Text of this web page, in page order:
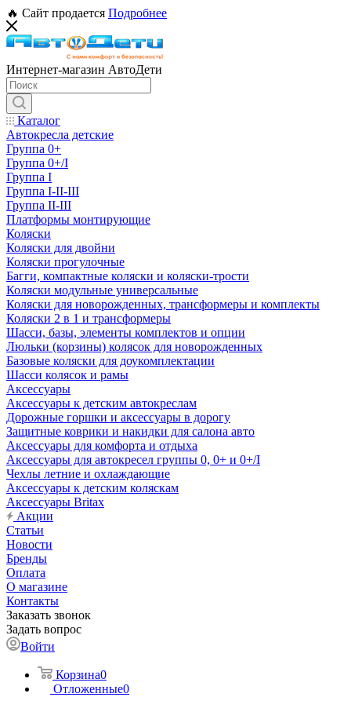
🔥 Сайт продается Подробнее
Интернет-магазин АвтоДети
Каталог
Автокресла детские
Группа 0+
Группа 0+/I
Группа I
Группа I-II-III
Группа II-III
Платформы монтирующие
Коляски
Коляски для двойни
Коляски прогулочные
Багги, компактные коляски и коляски-трости
Коляски модульные универсальные
Коляски для новорожденных, трансформеры и комплекты
Коляски 2 в 1 и трансформеры
Шасси, базы, элементы комплектов и опции
Люльки (корзины) колясок для новорожденных
Базовые коляски для доукомплектации
Шасси колясок и рамы
Аксессуары
Аксессуары к детским автокреслам
Дорожные горшки и аксессуары в дорогу
Защитные коврики и накидки для салона авто
Аксессуары для комфорта и отдыха
Аксессуары для автокресел группы 0, 0+ и 0+/I
Чехлы летние и охлаждающие
Аксессуары к детским коляскам
Аксессуары Britax
Акции
Статьи
Новости
Бренды
Оплата
О магазине
Контакты
Заказать звонок
Задать вопрос
Войти
Корзина0
Отложенные0